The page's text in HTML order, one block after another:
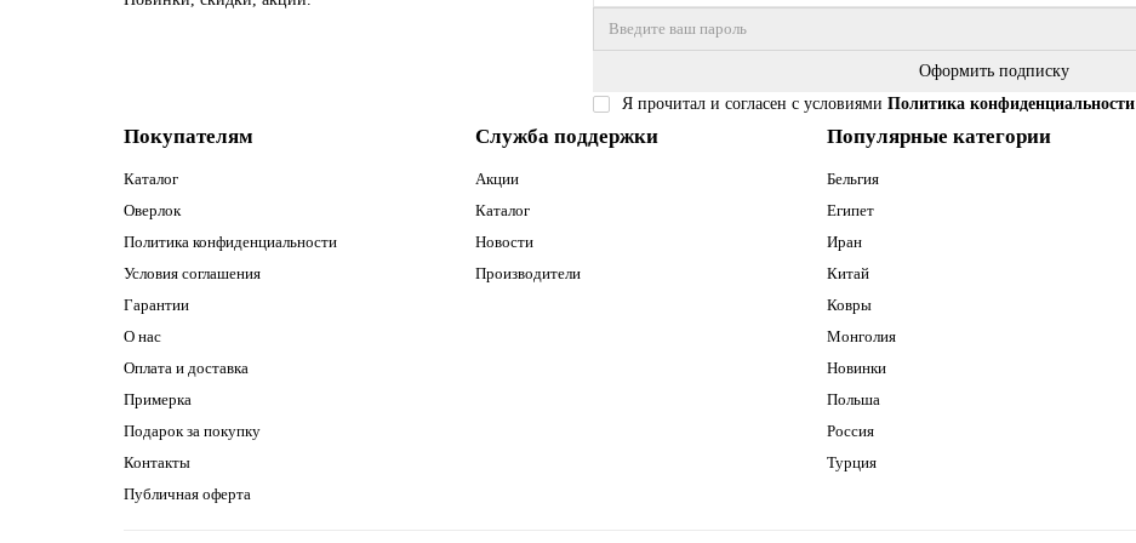
Оформить подписку
Я прочитал и согласен с условиями Политика конфиденциальности
Покупателям
Каталог
Оверлок
Политика конфиденциальности
Условия соглашения
Гарантии
О нас
Оплата и доставка
Примерка
Подарок за покупку
Контакты
Публичная оферта
Служба поддержки
Акции
Каталог
Новости
Производители
Популярные категории
Бельгия
Египет
Иран
Китай
Ковры
Монголия
Новинки
Польша
Россия
Турция